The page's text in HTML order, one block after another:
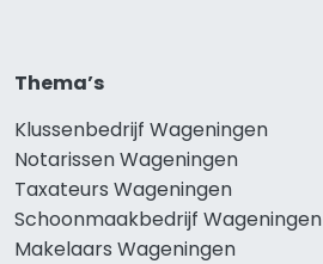
Thema’s
Klussenbedrijf Wageningen
Notarissen Wageningen
Taxateurs Wageningen
Schoonmaakbedrijf Wageningen
Makelaars Wageningen